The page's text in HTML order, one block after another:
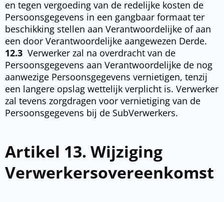
en tegen vergoeding van de redelijke kosten de
Persoonsgegevens in een gangbaar formaat ter
beschikking stellen aan Verantwoordelijke of aan
een door Verantwoordelijke aangewezen Derde.
12.3 Verwerker zal na overdracht van de
Persoonsgegevens aan Verantwoordelijke de nog
aanwezige Persoonsgegevens vernietigen, tenzij
een langere opslag wettelijk verplicht is. Verwerker
zal tevens zorgdragen voor vernietiging van de
Persoonsgegevens bij de SubVerwerkers.
Artikel 13. Wijziging
Verwerkersovereenkomst